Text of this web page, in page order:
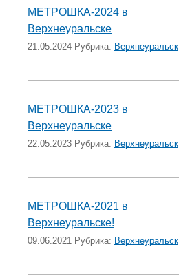
МЕТРОШКА-2024 в
Верхнеуральске
21.05.2024 Рубрика: Верхнеуральск
МЕТРОШКА-2023 в
Верхнеуральске
22.05.2023 Рубрика: Верхнеуральск
МЕТРОШКА-2021 в
Верхнеуральске!
09.06.2021 Рубрика: Верхнеуральск